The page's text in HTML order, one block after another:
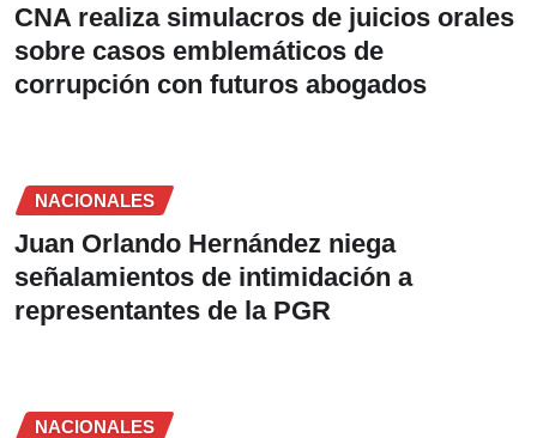
CNA realiza simulacros de juicios orales
sobre casos emblemáticos de
corrupción con futuros abogados
NACIONALES
Juan Orlando Hernández niega
señalamientos de intimidación a
representantes de la PGR
NACIONALES